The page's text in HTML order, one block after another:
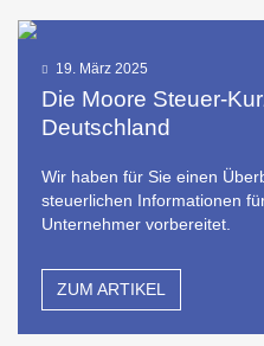
19. März 2025
Die Moore Steuer-
Deutschland
Wir haben für Sie einen
steuerlichen Informationen
Unternehmer vorbereitet.
ZUM ARTIKEL